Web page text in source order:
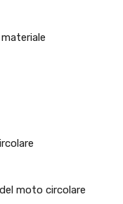
moto circolare